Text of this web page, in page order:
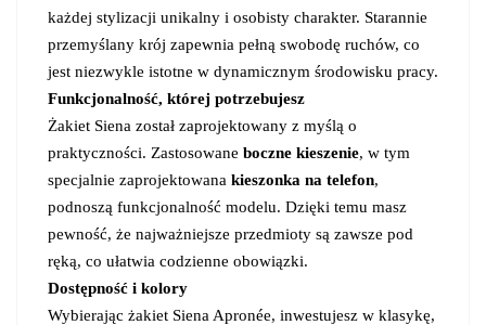
każdej stylizacji unikalny i osobisty charakter. Starannie
przemyślany krój zapewnia pełną swobodę ruchów, co
jest niezwykle istotne w dynamicznym środowisku pracy.
Funkcjonalność, której potrzebujesz
Żakiet Siena został zaprojektowany z myślą o
praktyczności. Zastosowane boczne kieszenie, w tym
specjalnie zaprojektowana kieszonka na telefon,
podnoszą funkcjonalność modelu. Dzięki temu masz
pewność, że najważniejsze przedmioty są zawsze pod
ręką, co ułatwia codzienne obowiązki.
Dostępność i kolory
Wybierając żakiet Siena Apronée, inwestujesz w klasykę,